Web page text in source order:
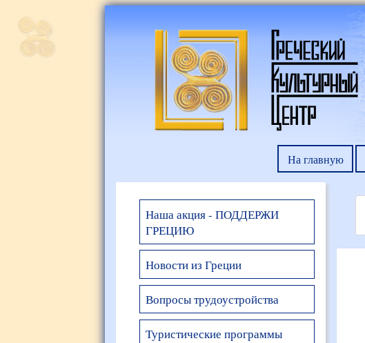
На главную
Наша акция - ПОДДЕРЖИ
ГРЕЦИЮ
Новости из Греции
Вопросы трудоустройства
Туристические программы